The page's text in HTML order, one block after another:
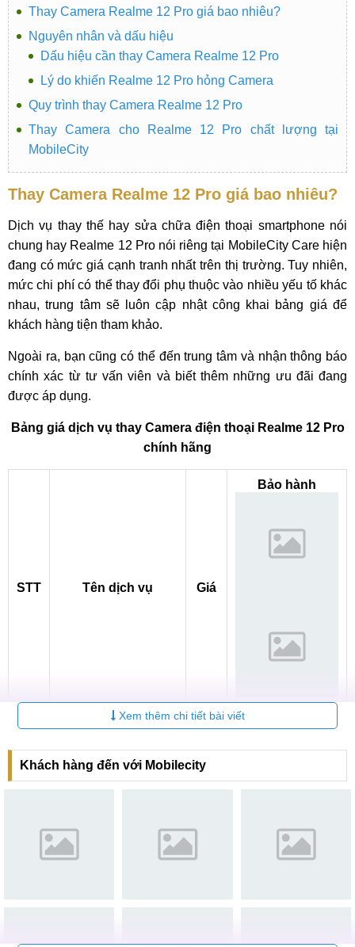
Thay Camera Realme 12 Pro giá bao nhiêu?
Nguyên nhân và dấu hiệu
Dấu hiệu cần thay Camera Realme 12 Pro
Lý do khiến Realme 12 Pro hỏng Camera
Quy trình thay Camera Realme 12 Pro
Thay Camera cho Realme 12 Pro chất lượng tại
MobileCity
Thay Camera Realme 12 Pro giá bao nhiêu?
Dịch vụ thay thế hay sửa chữa điện thoại smartphone nói
chung hay Realme 12 Pro nói riêng tại MobileCity Care hiện
đang có mức giá cạnh tranh nhất trên thị trường. Tuy nhiên,
mức chi phí có thể thay đổi phụ thuộc vào nhiều yếu tố khác
nhau, trung tâm sẽ luôn cập nhật công khai bảng giá để
khách hàng tiện tham khảo.
Ngoài ra, bạn cũng có thể đến trung tâm và nhận thông báo
chính xác từ tư vấn viên và biết thêm những ưu đãi đang
được áp dụng.
Bảng giá dịch vụ thay Camera điện thoại Realme 12 Pro
chính hãng
STT Tên dịch vụ Giá
Bảo hành
1
Thay Camera trước
Liên
6 tháng
Thay Camera sau
Realme 12 Pro
Liên
hệ
Khi sử dụng smartphone, nhiều người dùng rất chú trọng
Xem thêm chi tiết bài viết
Khách hàng đến với Mobilecity